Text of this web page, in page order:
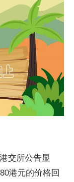
交所公告显
港元的价格回